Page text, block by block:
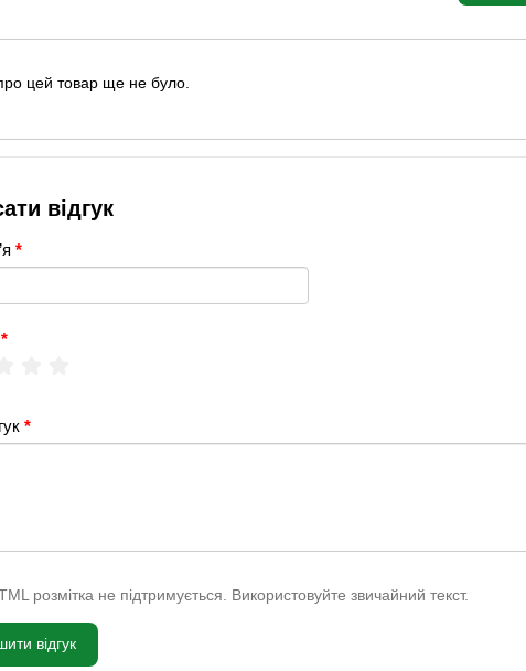
про цей товар ще не було.
відгук
розмітка не підтримується. Використовуйте звичайний текст.
відгук